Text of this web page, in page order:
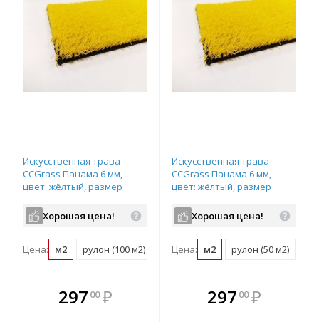
Искусственная трава
CCGrass Панама 6 мм,
цвет: жёлтый, размер
резка)Хорошая цена!
Цена: м2 рулон (100 м2)
297 00 ₽
В комплекте
всегда выгоднее!
Искусственная трава
CCGrass Панама 6 мм,
цвет: жёлтый, размер
резка)Хорошая цена!
Цена: м2 рулон (50 м2)
В комплекте
всегда выгоднее!
297 00 ₽